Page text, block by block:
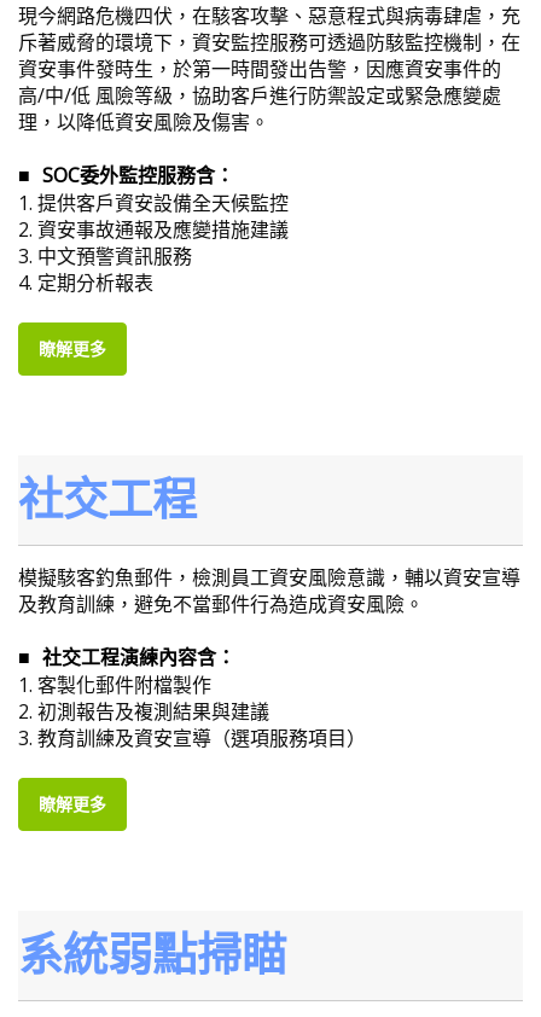
現今網路危機四伏，在駭客攻擊、惡意程式與病毒肆虐，充
斥著威脅的環境下，資安監控服務可透過防駭監控機制，在
資安事件發時生，於第一時間發出告警，因應資安事件的
高/中/低 風險等級，協助客戶進行防禦設定或緊急應變處
理，以降低資安風險及傷害。
■SOC委外監控服務含：
1. 提供客戶資安設備全天候監控
2. 資安事故通報及應變措施建議
3. 中文預警資訊服務
4. 定期分析報表
瞭解更多
社交工程
模擬駭客釣魚郵件，檢測員工資安風險意識，輔以資安宣導
及教育訓練，避免不當郵件行為造成資安風險。
■社交工程演練內容含：
1. 客製化郵件附檔製作
2. 初測報告及複測結果與建議
3. 教育訓練及資安宣導（選項服務項目）
瞭解更多
系統弱點掃瞄